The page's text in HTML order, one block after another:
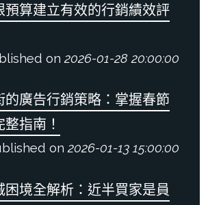
預算建立有效的行銷績效評
on 2026-01-28 20:00:00
的廣告行銷策略：掌握春節
指南！
on2026-01-13 15:00:00
困境全解析：近半買家是員